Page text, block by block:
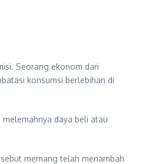
Seorang ekonom dari
konsumsi berlebihan di
daya beli atau
memang telah menambah